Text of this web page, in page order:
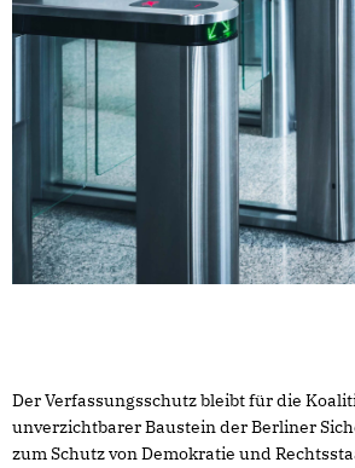
Der Verfassungsschutz bleibt für die
unverzichtbarer Baustein der Berliner
zum Schutz von Demokratie und